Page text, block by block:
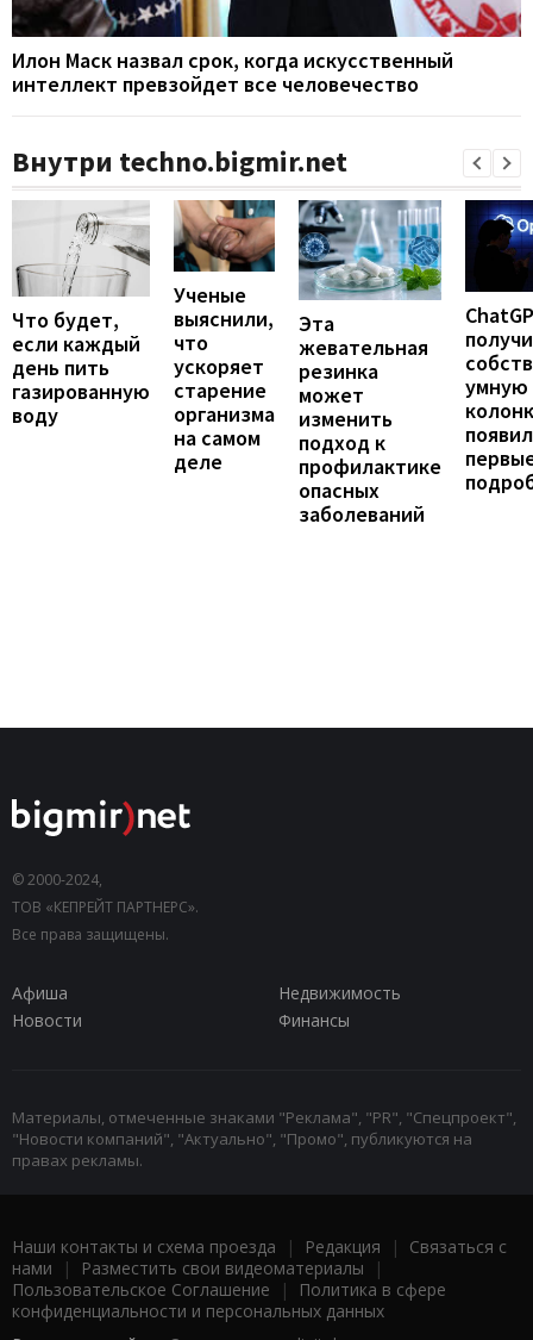
Илон Маск назвал срок, когда искусственный
интеллект превзойдет все человечество
Внутри techno.bigmir.net
Что будет,
если каждый
день пить
газированную
воду
Ученые
выяснили,
что
ускоряет
старение
организма
на самом
деле
Эта
жевательная
резинка
может
изменить
подход к
профилактике
опасных
заболеваний
умную
© 2000-2024,
ТОВ «КЕПРЕЙТ ПАРТНЕРС».
Все права защищены.
Афиша
Недвижимость
Новости
Финансы
Материалы, отмеченные знаками "Реклама", "PR", "Спецпроект",
"Новости компаний", "Актуально", "Промо", публикуются на
правах рекламы.
Наши контакты и схема проезда | Редакция | Связаться с
нами | Разместить свои видеоматериалы |
Пользовательское Соглашение |
Политика в сфере
конфиденциальности и персональных данных